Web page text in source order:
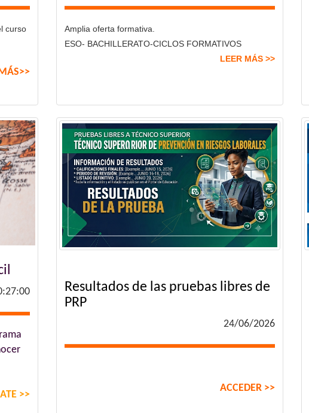
curso
Amplia oferta formativa.
ESO- BACHILLERATO-CICLOS FORMATIVOS
LEER MÁS >>
>>
Resultados de las pruebas libres de
PRP
24/06/2026
ACCEDER >>